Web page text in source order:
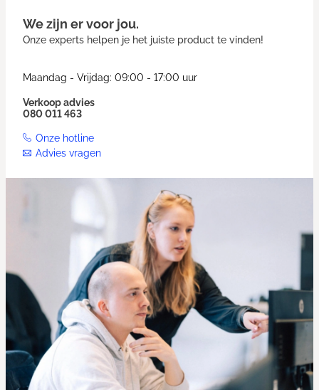
We zijn er voor jou.
Onze experts helpen je het juiste product te vinden!
Maandag - Vrijdag: 09:00 - 17:00 uur
Verkoop advies
080 011 463
Onze hotline
Advies vragen